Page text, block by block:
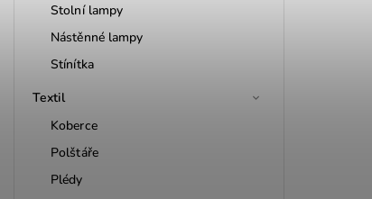
Stolní lampy
Nástěnné lampy
Stínítka
Textil
Koberce
Polštáře
Plédy